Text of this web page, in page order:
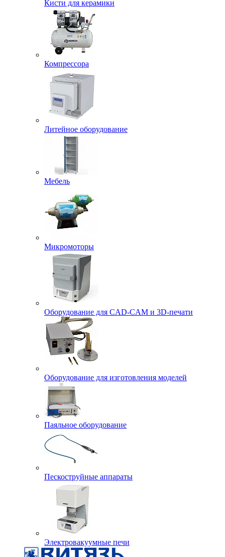
Кисти для керамики
Компрессора
Литейное оборудование
Мебель
Микромоторы
Оборудование для CAD-CAM и 3D-печати
Оборудование для изготовления моделей
Паяльное оборудование
Пескоструйные аппараты
Электровакуумные печи